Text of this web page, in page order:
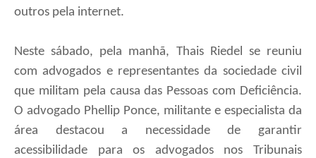
outros pela internet.
Neste sábado, pela manhã, Thais Riedel se reuniu
com advogados e representantes da sociedade civil
que militam pela causa das Pessoas com Deficiência.
O advogado Phellip Ponce, militante e especialista da
área destacou a necessidade de garantir
acessibilidade para os advogados nos Tribunais